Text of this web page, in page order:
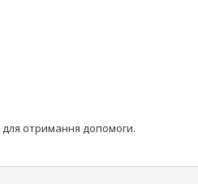
отримання допомоги.